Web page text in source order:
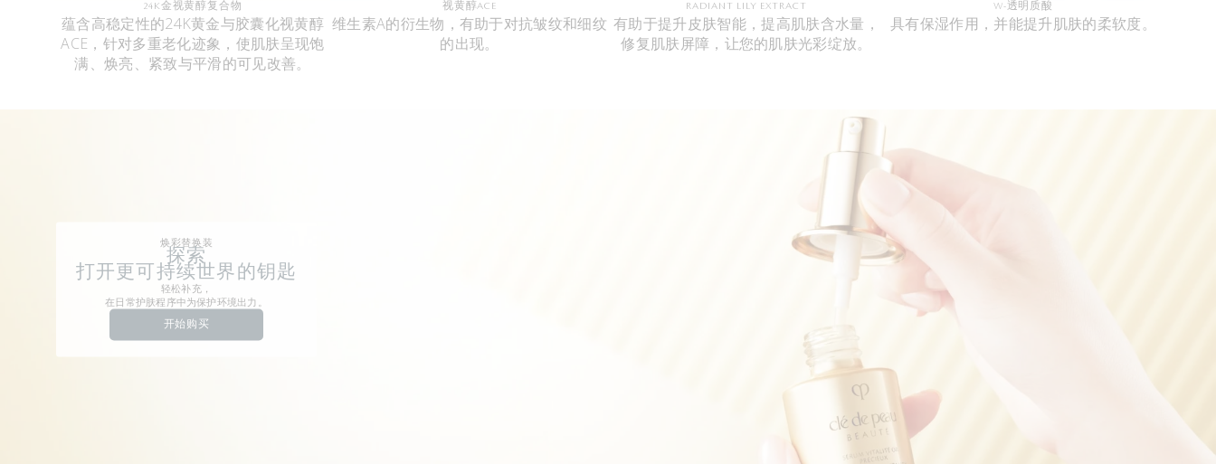
24K金视黄醇复合物
蕴含高稳定性的24K黄金与胶囊化视黄醇
ACE，针对多重老化迹象，使肌肤呈现饱
满、焕亮、紧致与平滑的可见改善。
视黄醇ACE
维生素A的衍生物，有助于对抗皱纹和细纹
的出现。
RADIANT LILY EXTRACT
有助于提升皮肤智能，提高肌肤含水量，
修复肌肤屏障，让您的肌肤光彩绽放。
W-透明质酸
具有保湿作用，并能提升肌肤的柔软度。
焕彩替换装
探索
打开更可持续世界的钥匙
轻松补充，
在日常护肤程序中为保护环境出力。
开始购买